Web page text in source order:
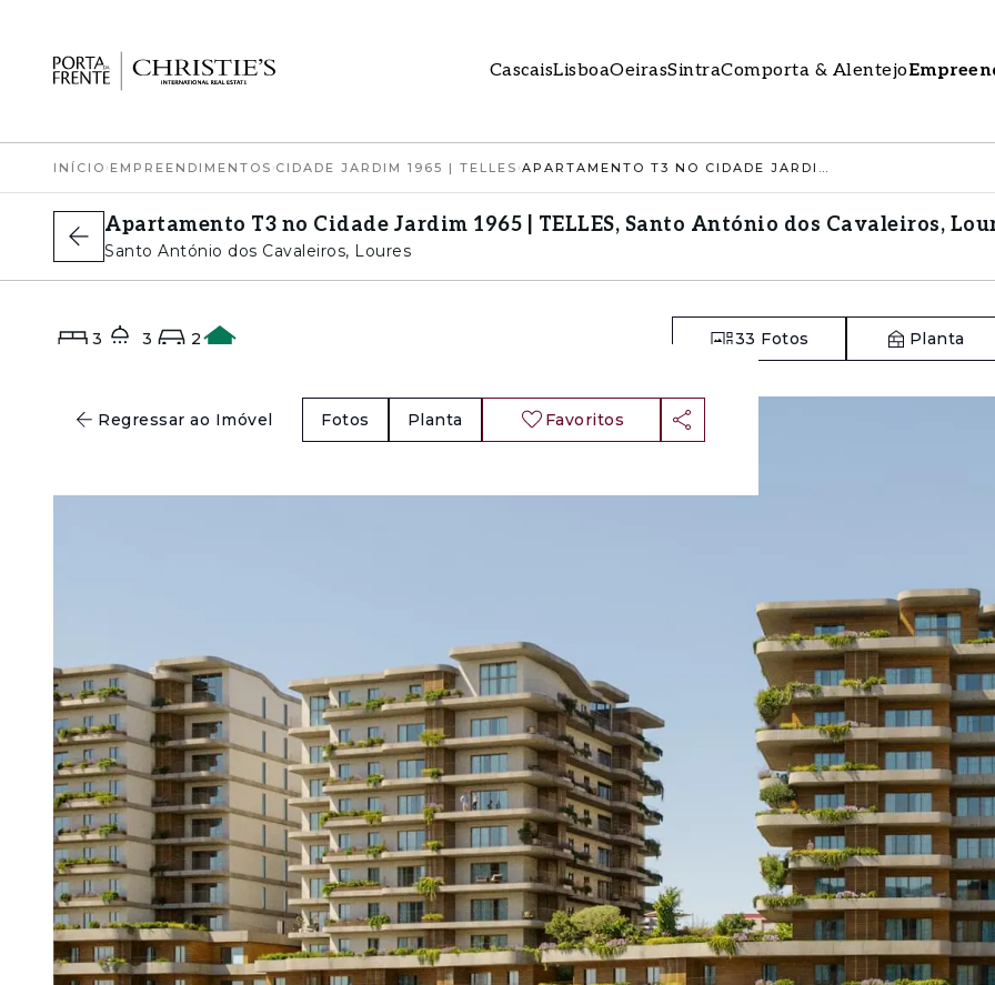
CascaisLisboaOeirasSintraComporta & Alentejo
INÍCIO › EMPREENDIMENTOS ›CIDADE JARDIM 1965 | TELLES › APARTAMENTO T3 NO CIDADE JARDIM 1965 | TELLES, SANTO ANTÓNIO DOS CAVALEIROS, LOURES
Apartamento T3 no Cidade Jardim 1965 | TELLES, Santo António dos Cavaleiros,
Santo António dos Cavaleiros, Loures
3 3 2 33 Fotos Planta
Regressar ao Imóvel Fotos Planta Favoritos